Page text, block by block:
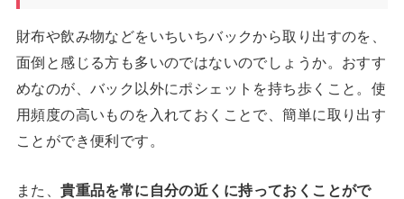
財布や飲み物などをいちいちバックから取り出すのを、
面倒と感じる方も多いのではないのでしょうか。おすす
めなのが、バック以外にポシェットを持ち歩くこと。使
用頻度の高いものを入れておくことで、簡単に取り出す
ことができ便利です。
また、貴重品を常に自分の近くに持っておくことがで